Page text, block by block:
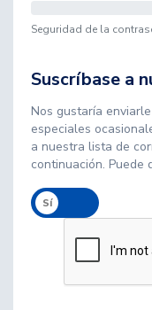
Seguridad de la
Suscríbase a
Nos gustaría
especiales
a nuestra lista de
continuación. Puede
Sí